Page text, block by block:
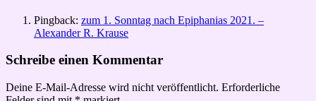
Pingback: zum 1. Sonntag nach Epiphanias 2021. –
Alexander R. Krause
Schreibe einen Kommentar
Deine E-Mail-Adresse wird nicht veröffentlicht. Erforderliche